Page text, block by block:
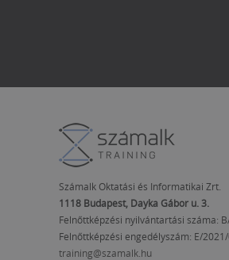
Számalk Oktatási és Informatikai Zrt.
1118 Budapest, Dayka Gábor u. 3.
Felnőttképzési nyilvántartási száma:
Felnőttképzési engedélyszám: E/
training@szamalk.hu